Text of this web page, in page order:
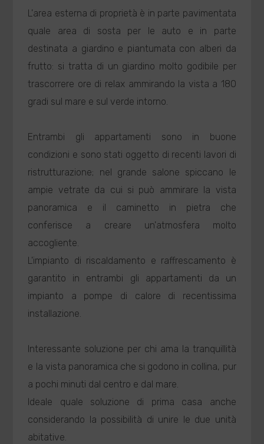
L'area esterna di proprietà è in parte pavimentata
quale area di sosta per le auto e in parte
destinata a giardino e piantumata con alberi da
frutto: si tratta di un giardino molto godibile per
trascorrere ore di relax ammirando la vista a 180
gradi sul mare e sul verde intorno.
Entrambi gli appartamenti sono in buone
condizioni e sono stati oggetto di recenti lavori di
ristrutturazione; nel grande salone spiccano le
ampie vetrate da cui si può ammirare la vista
panoramica e il caminetto in pietra che
conferisce a creare un'atmosfera molto
accogliente.
L'impianto di riscaldamento e raffrescamento è
garantito in entrambi gli appartamenti da un
impianto a pompe di calore di recentissima
installazione.
Interessante soluzione per chi ama la tranquillità
e la vista panoramica che si godono in collina, pur
a pochi minuti dal centro e dal mare.
Ideale quale soluzione di prima casa anche
considerando la possibilità di unire le due unità
abitative.